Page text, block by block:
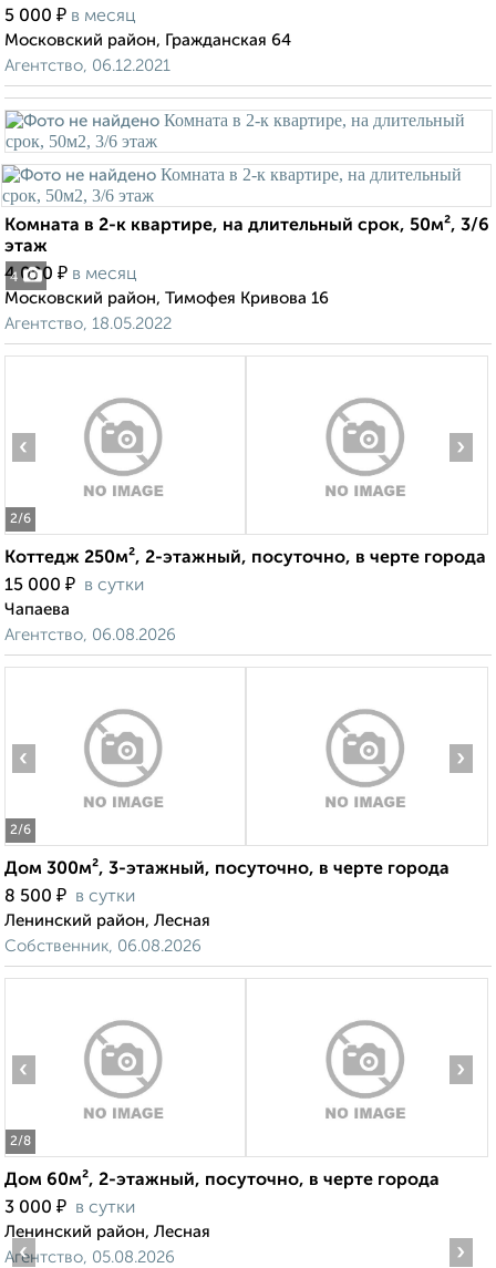
5 000 ₽ в месяц
Московский район, Гражданская 64
Агентство, 06.12.2021
4
Комната в 2-к квартире, на длительный срок, 50м², 3/6
этаж
4 000 ₽ в месяц
Московский район, Тимофея Кривова 16
Агентство, 18.05.2022
2/6
‹ ›
Коттедж 250м², 2-этажный, посуточно, в черте города
15 000 ₽ в сутки
Чапаева
Агентство, 06.08.2026
2/6
‹ ›
Дом 300м², 3-этажный, посуточно, в черте города
8 500 ₽ в сутки
Ленинский район, Лесная
Собственник, 06.08.2026
2/8
‹ ›
Дом 60м², 2-этажный, посуточно, в черте города
3 000 ₽ в сутки
Ленинский район, Лесная
Агентство, 05.08.2026
‹ ›